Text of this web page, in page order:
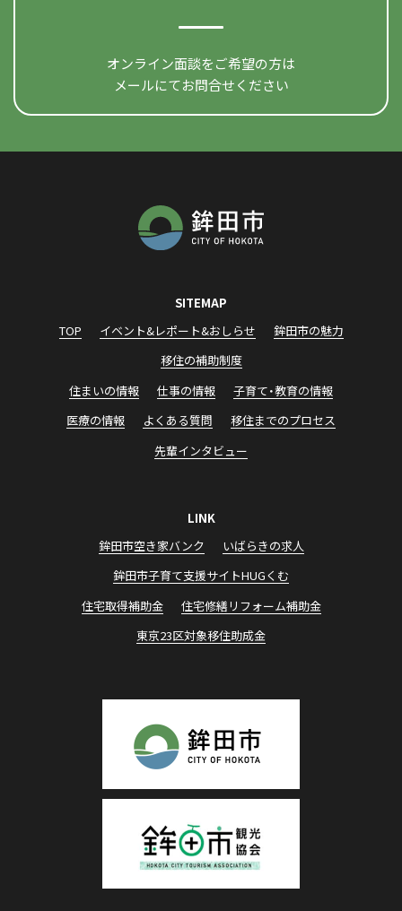
オンライン面談をご希望の方は
メールにてお問合せください
SITEMAP
TOP
イベント&レポート&おしらせ
鉾田市の魅力
移住の補助制度
住まいの情報
仕事の情報
子育て・教育の情報
医療の情報
よくある質問
移住までのプロセス
先輩インタビュー
LINK
鉾田市空き家バンク
いばらきの求⼈
鉾⽥市⼦育て⽀援サイトHUGくむ
住宅取得補助⾦
住宅修繕リフォーム補助⾦
東京23区対象移住助成⾦